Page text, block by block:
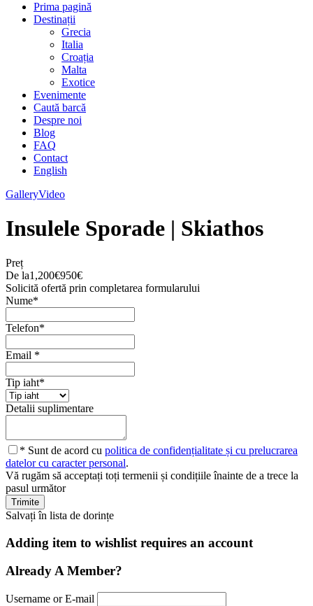
Prima pagină
Destinații
Grecia
Italia
Croația
Malta
Exotice
Evenimente
Caută barcă
Despre noi
Blog
FAQ
Contact
English
GalleryVideo
Insulele Sporade | Skiathos
Preț
De la1,200€950€
Solicită ofertă prin completarea formularului
Nume*
Telefon*
Email *
Tip iaht*
Detalii suplimentare
* Sunt de acord cu politica de confidențialitate și cu prelucrarea
datelor cu caracter personal.
Vă rugăm să acceptați toți termenii și condițiile înainte de a trece la
pasul următor
Salvați în lista de dorințe
Adding item to wishlist requires an account
Already A Member?
Username or E-mail